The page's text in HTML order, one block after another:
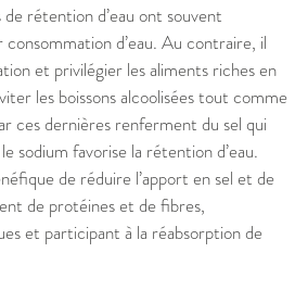
rétention d’eau ont souvent
d’eau. Au contraire, il
et privilégier les aliments riches en
les boissons alcoolisées tout comme
ces dernières renferment du sel qui
sodium favorise la rétention d’eau.
de réduire l’apport en sel et de
de protéines et de fibres,
et participant à la réabsorption de